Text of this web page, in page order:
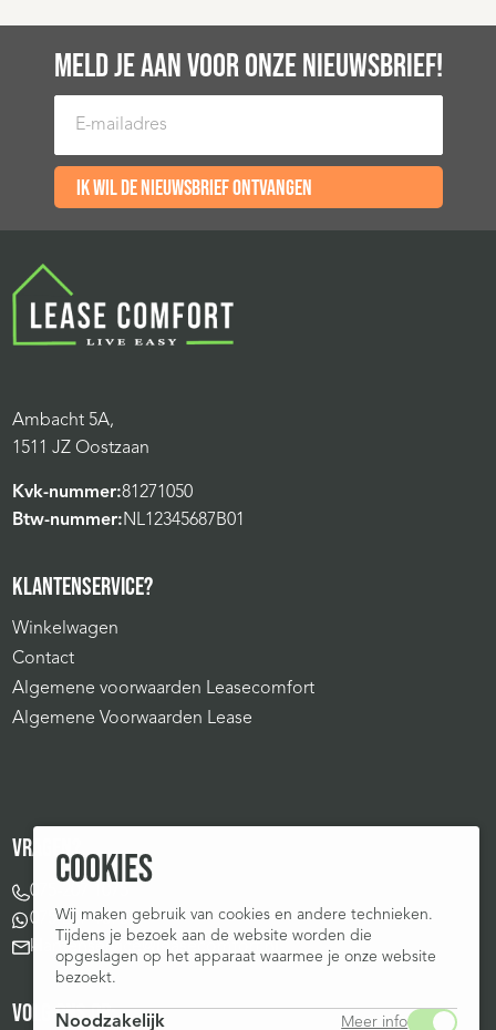
MELD JE AAN VOOR ONZE NIEUWSBRIEF!
E-mailadres
Ik wil de nieuwsbrief ontvangen
Ambacht 5A,
1511 JZ Oostzaan
Kvk-nummer:81271050
Btw-nummer: NL12345687B01
KLANTENSERVICE?
Winkelwagen
Contact
Algemene voorwaarden Leasecomfort
Algemene Voorwaarden Lease
VRAGEN?
075-207 1075
075-207 1075
klantenservice@leasecomfort.nl
VOLG ONS OP:
COOKIES
Wij maken gebruik van cookies en andere technieken.
Tijdens je bezoek aan de website worden die
opgeslagen op het apparaat waarmee je onze website
bezoekt.
Noodzakelijk Meer info